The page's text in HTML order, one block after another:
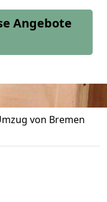
Angebote
von Bremen